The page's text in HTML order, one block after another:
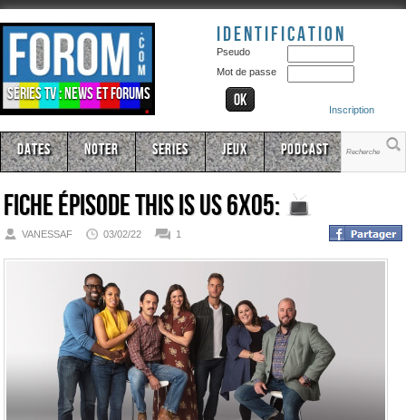
Séries TV : news et forums
Identification
Pseudo
Mot de passe
Inscription
Dates Noter Series Jeux Podcast
Fiche épisodeThis Is Us 6x05:
VANESSAF 03/02/22 1